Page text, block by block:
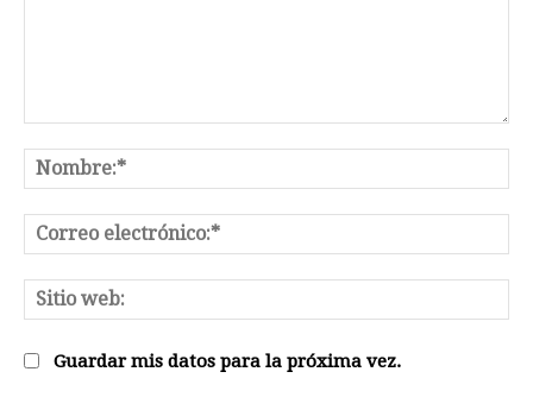
Guardar mis datos para la próxima vez.